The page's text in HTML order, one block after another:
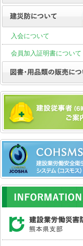
入会について
会員加入証明書について